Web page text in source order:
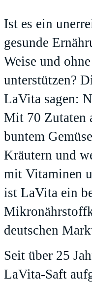
Ist es ein
gesunde
Weise und
unterstützen?
LaVita sagen:
Mit 70 Zutaten
buntem
Kräutern und
mit Vitaminen
ist LaVita ein
deutschen
Seit über 25
LaVita-Saft